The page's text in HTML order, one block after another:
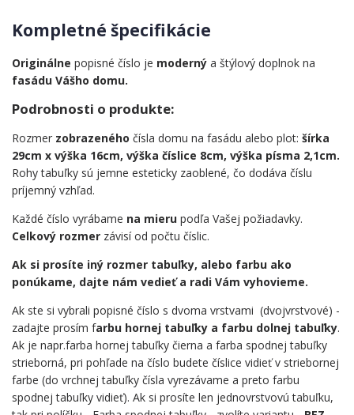
Kompletné špecifikácie
Originálne popisné číslo je moderný a štýlový doplnok na
fasádu Vášho domu.
Podrobnosti o produkte:
Rozmer zobrazeného čísla domu na fasádu alebo plot: šírka
29cm x výška 16cm, výška číslice 8cm, výška písma 2,1cm.
Rohy tabuľky sú jemne esteticky zaoblené, čo dodáva číslu
príjemný vzhľad.
Každé číslo vyrábame na mieru podľa Vašej požiadavky.
Celkový rozmer závisí od počtu číslic.
Ak si prosíte iný rozmer tabuľky, alebo farbu ako
ponúkame, dajte nám vedieť a radi Vám vyhovieme.
Ak ste si vybrali popisné číslo s dvoma vrstvami (dvojvrstvové) -
zadajte prosím farbu hornej tabuľky a farbu dolnej tabuľky.
Ak je napr.farba hornej tabuľky čierna a farba spodnej tabuľky
strieborná, pri pohľade na číslo budete číslice vidieť v striebornej
farbe (do vrchnej tabuľky čísla vyrezávame a preto farbu
spodnej tabuľky vidieť). Ak si prosíte len jednovrstvovú tabuľku,